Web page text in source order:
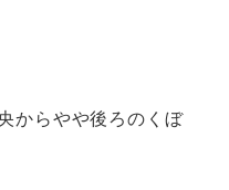
からやや後ろのくぼ